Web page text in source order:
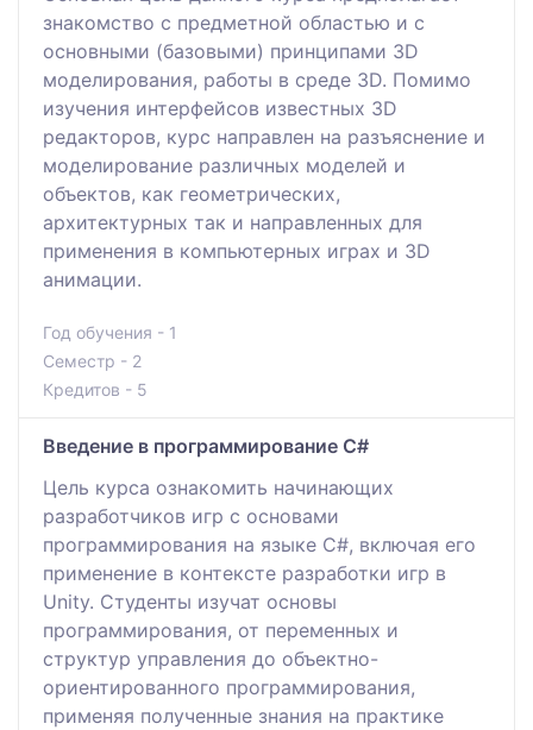
знакомство с предметной областью и с
основными (базовыми) принципами 3D
моделирования, работы в среде 3D. Помимо
изучения интерфейсов известных 3D
редакторов, курс направлен на разъяснение и
моделирование различных моделей и
объектов, как геометрических,
архитектурных так и направленных для
применения в компьютерных играх и 3D
анимации.
Год обучения - 1
Семестр - 2
Кредитов - 5
Введение в программирование C#
Цель курса ознакомить начинающих
разработчиков игр с основами
программирования на языке C#, включая его
применение в контексте разработки игр в
Unity. Студенты изучат основы
программирования, от переменных и
структур управления до объектно-
ориентированного программирования,
применяя полученные знания на практике